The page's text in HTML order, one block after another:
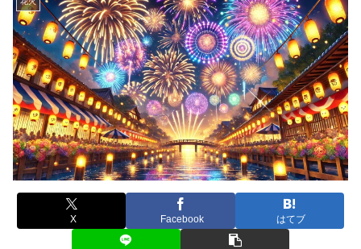
X Facebook はてブ